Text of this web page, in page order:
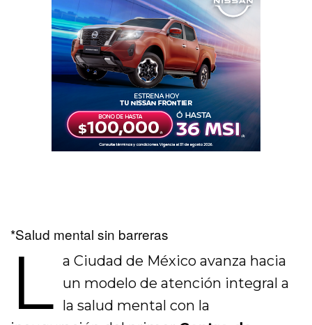
*Salud mental sin barreras
L a Ciudad de México avanza hacia
un modelo de atención integral a
la salud mental con la